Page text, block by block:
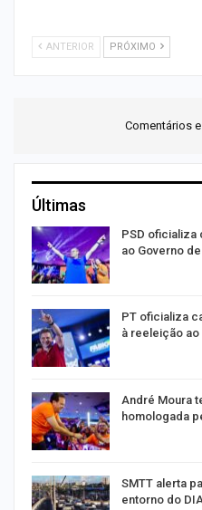
ANTERIOR PRÓXIMO
Comentários
Últimas
PSD oficializa
ao Governo
PT oficializa
à reeleição ao
André Moura
homologada
SMTT alerta
entorno do